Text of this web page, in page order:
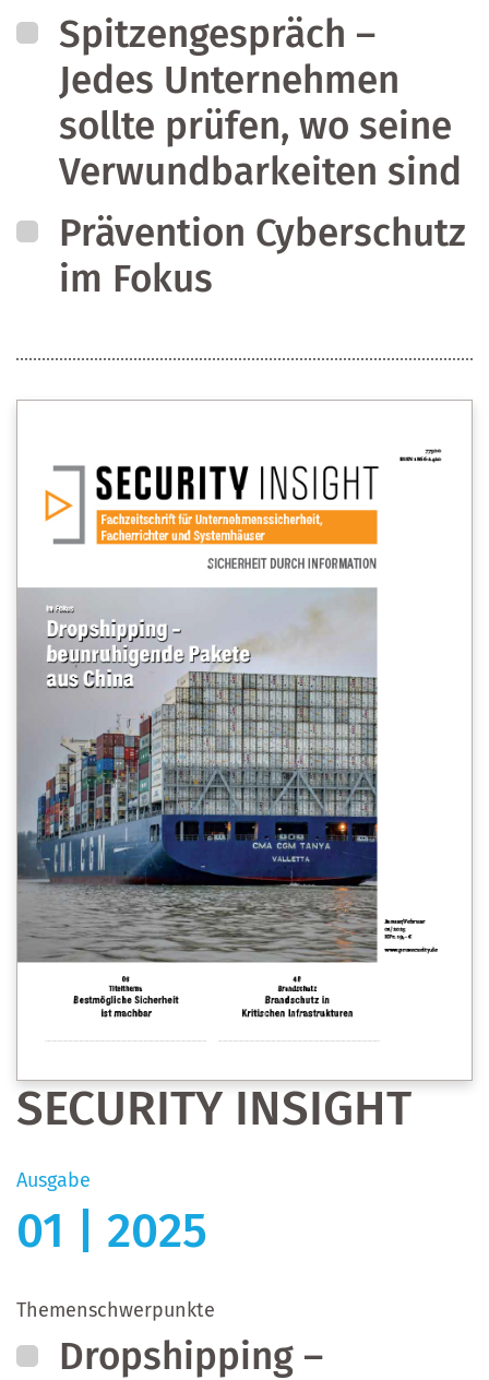
Spitzengespräch –
Jedes Unternehmen
sollte prüfen, wo seine
Verwundbarkeiten sind
Prävention Cyberschutz
im Fokus
SECURITY INSIGHT
Ausgabe
01 | 2025
Themenschwerpunkte
Dropshipping –